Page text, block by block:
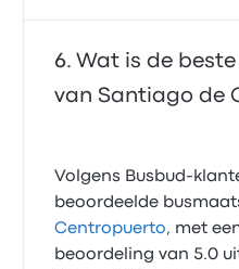
Wat is de
van Santiago de
Volgens Busbud-
beoordeelde
Centropuerto, met
beoordeling van 5.0